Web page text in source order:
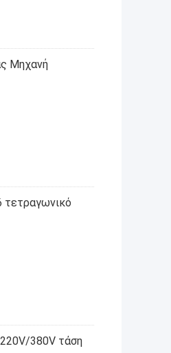
Μηχανή
τετραγωνικό
380V τάση